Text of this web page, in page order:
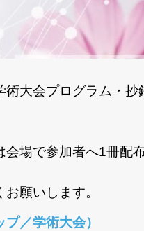
術大会プログラム・
場で参加者へ1冊配
お願いします。
／学術大会）